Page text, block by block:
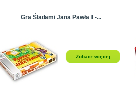
Gra Śladami Jana Pawła II -...
Zobacz więcej